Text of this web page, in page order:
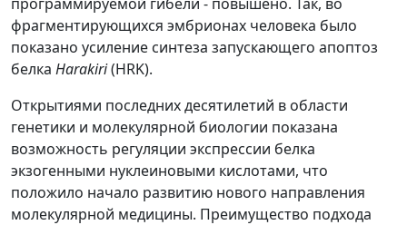
фрагментирующихся эмбрионах человека было
показано усиление синтеза запускающего апоптоз
белка Harakiri(HRK).
Открытиями последних десятилетий в области
генетики и молекулярной биологии показана
возможность регуляции экспрессии белка
экзогенными нуклеиновыми кислотами, что
положило начало развитию нового направления
молекулярной медицины. Преимущество подхода